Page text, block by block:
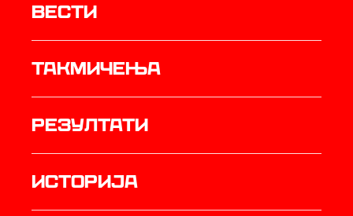
Вести
Такмичења
резултати
историја